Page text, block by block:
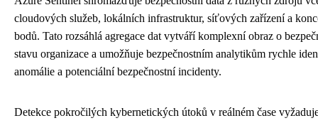
cloudových služeb, lokálních infrastruktur, síťových zařízení a
bodů. Tato rozsáhlá agregace dat vytváří komplexní obraz o
stavu organizace a umožňuje bezpečnostním analytikům rychle
anomálie a potenciální bezpečnostní incidenty.
Detekce pokročilých kybernetických útoků v reálném čase